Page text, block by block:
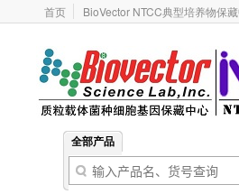
首页 BioVector NTCC典型培养物保
全部产品